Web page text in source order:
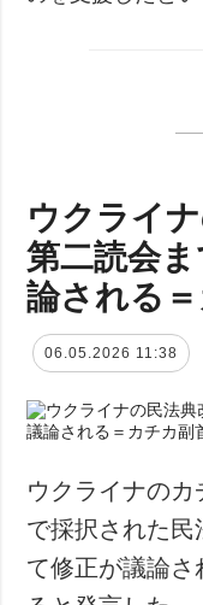
ウクライ
第二読会
論される
06.05.2026 11:38
ウクライナの
で採択された
て修正が議論